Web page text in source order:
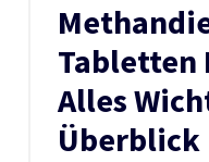
Tabletten
Alles
Überblick